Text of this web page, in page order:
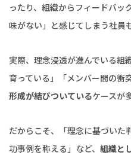
ったり、組織からフィードバッ
味がない」と感じてしまう社員
実際、理念浸透が進んでいる組
育っている」「メンバー間の衝
形成が結びついているケースが
だからこそ、「理念に基づいた
功事例を称える」など、 組織と